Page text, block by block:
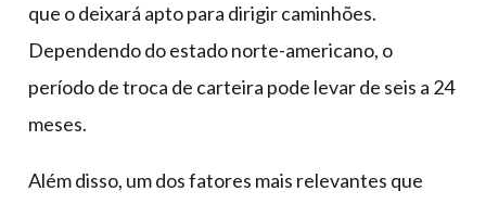
que o deixará apto para dirigir caminhões.
Dependendo do estado norte-americano, o
período de troca de carteira pode levar de seis a 24
meses.
Além disso, um dos fatores mais relevantes que